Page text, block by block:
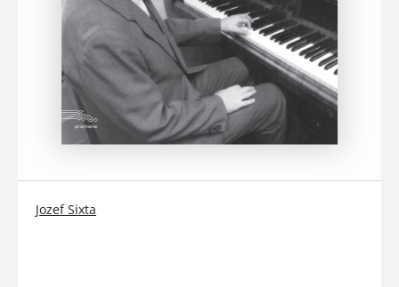
Jozef Sixta